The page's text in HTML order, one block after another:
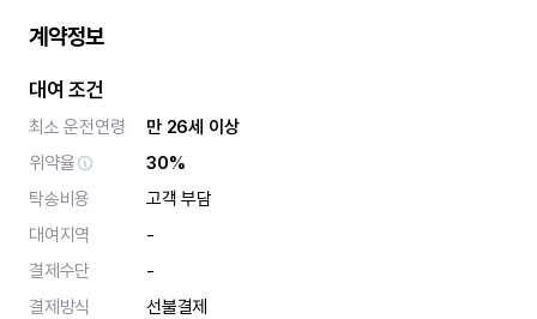
계약정보
대여 조건
최소 운전연령
만 26세 이상
위약율
30%
탁송비용
고객 부담
대여지역
-
결제수단
-
결제방식
선불결제